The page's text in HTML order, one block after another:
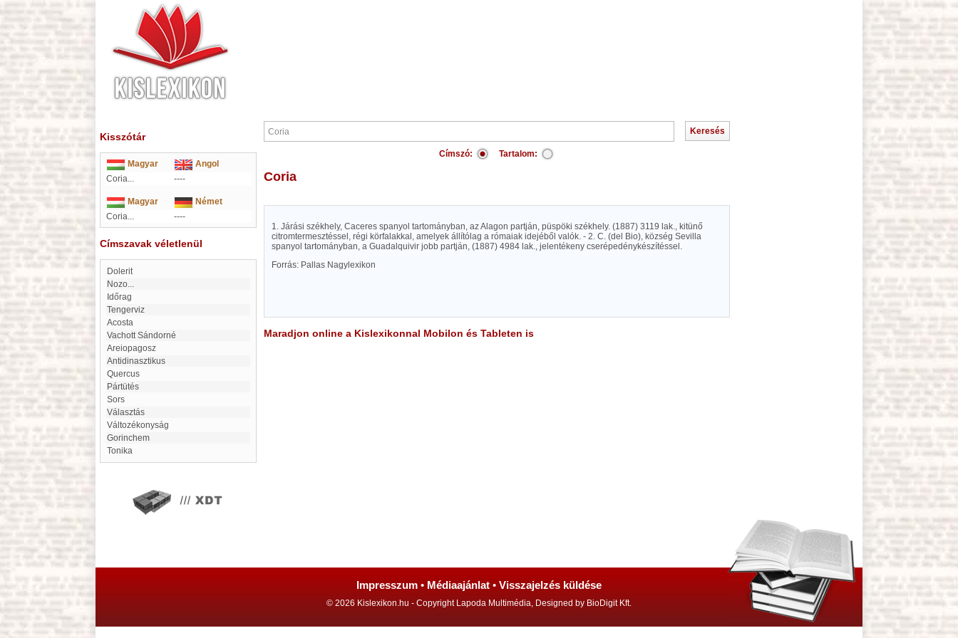
Kisszótár
Magyar
Angol
Coria...
----
Magyar
Német
Coria...
----
Címszavak véletlenül
dolerit
Nozo...
Időrag
Tengerviz
Acosta
Vachott Sándorné
Areiopagosz
antidinasztikus
Quercus
Pártütés
Sors
választás
változékonyság
Gorinchem
tonika
Címszó: Tartalom:
Coria
1. Járási székhely, Caceres spanyol tartományban, az Alagon partján, püspöki székhely. (1887) 3119 lak., kitünő
citromtermesztéssel, régi körfalakkal, amelyek állítólag a rómaiak idejéből valók. - 2. C. (del Bio), község Sevilla
spanyol tartományban, a Guadalquivir jobb partján, (1887) 4984 lak., jelentékeny cserépedénykészítéssel.
Forrás: Pallas Nagylexikon
Maradjon online a Kislexikonnal Mobilon és Tableten is
Impresszum • Médiaajánlat • Visszajelzés küldése
© 2026 Kislexikon.hu - Copyright Lapoda Multimédia, Designed by BioDigit Kft.